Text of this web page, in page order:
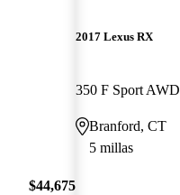
$44,675
2017 Lexus RX
350 F Sport AWD
Branford, CT
5 millas